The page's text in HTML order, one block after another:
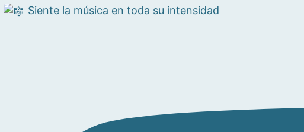
Siente la música en toda su intensidad